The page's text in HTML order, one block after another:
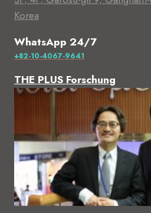
Korea
WhatsApp 24/7
+82-10-4067-9641
THE PLUS Forschung